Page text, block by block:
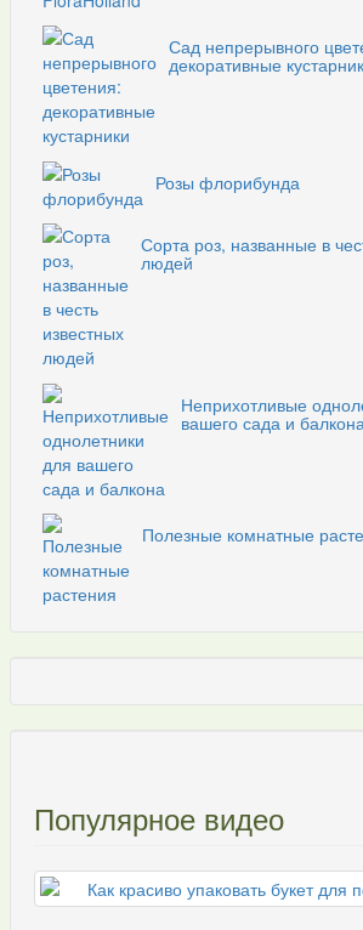
Сад непрерывного
декоративные
Розы флорибунда
Сорта роз, названные в
людей
Неприхотливые
вашего сада и балкона
Полезные комнатные
Популярное видео